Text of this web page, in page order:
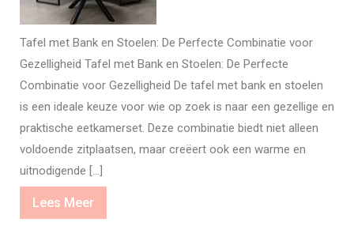
Tafel met Bank en Stoelen: De Perfecte Combinatie voor
Gezelligheid Tafel met Bank en Stoelen: De Perfecte
Combinatie voor Gezelligheid De tafel met bank en stoelen
is een ideale keuze voor wie op zoek is naar een gezellige en
praktische eetkamerset. Deze combinatie biedt niet alleen
voldoende zitplaatsen, maar creëert ook een warme en
uitnodigende […]
Lees MeerLees
Meer